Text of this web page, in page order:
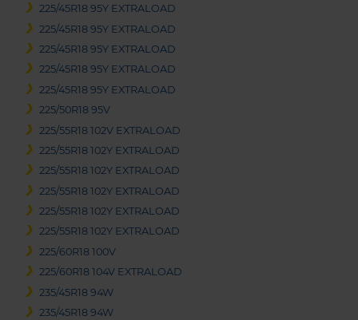
225/45R18 95Y EXTRALOAD
225/45R18 95Y EXTRALOAD
225/45R18 95Y EXTRALOAD
225/45R18 95Y EXTRALOAD
225/45R18 95Y EXTRALOAD
225/50R18 95V
225/55R18 102V EXTRALOAD
225/55R18 102Y EXTRALOAD
225/55R18 102Y EXTRALOAD
225/55R18 102Y EXTRALOAD
225/55R18 102Y EXTRALOAD
225/55R18 102Y EXTRALOAD
225/60R18 100V
225/60R18 104V EXTRALOAD
235/45R18 94W
235/45R18 94W